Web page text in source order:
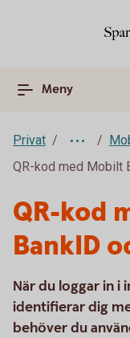
Meny
Privat
QR-kod med Mobilt
QR-kod
BankID
När du loggar in i
identifierar dig
behöver du